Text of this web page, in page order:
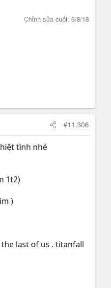
Chỉnh sửa cuối: 6/8/18
#11,306
tình nhé
1t2)
)
last of us . titanfall